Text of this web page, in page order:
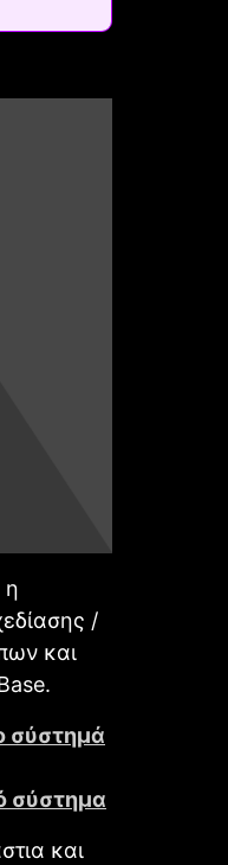
η
/
και
σύστημά
σύστημα
και